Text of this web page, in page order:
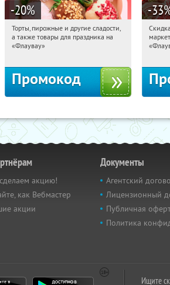
-20%
08:51:28 Получили:
Россия
Торты, пирожные и другие сладости,
а также товары для праздника на
«Флаувау»
Промокод
-33
Россия
акцию!
как Вебмастер
акции
Документы
Агентский
Лицензионный
Публичная
Политика
Ищите